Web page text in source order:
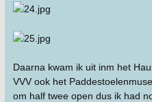
Daarna kwam ik uit inm het
VVV ook het
om half twee open dus ik had